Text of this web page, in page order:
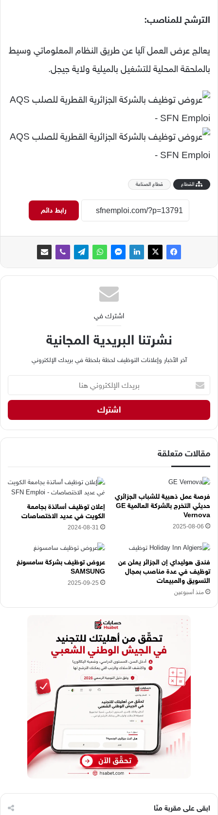
الترشح للمناصب:
يعالج عرض العمل آليا عن طريق النظام المعلوماتي وسيط
بالملحقة المحلية للتشغيل بالميلية ولاية جيجل.
القطاع قطاع الصناعة
رابط دائم
اشترك في
نشرتنا البريدية المجانية
آخر الأخبار وإعلانات التوظيف لحظة بلحظة في بريدك الإلكتروني
ي
ك
ا
إ
ت
ر
ن
ي
ن
مقالات متعلقة
فرصة عمل ذهبية للشباب الجزائري
حديثي التخرج بالشركة العالمية GE
Vernova
2025-08-06
إعلان توظيف أساتذة بجامعة
الكويت في عديد الاختصاصات
2024-08-31
فندق هوليداي إن الجزائر يعلن عن
توظيف في عدة مناصب بمجال
التسويق والمبيعات
منذ أسبوعين
عروض توظيف بشركة سامسونغ
SAMSUNG
2025-09-25
ابقى على مقربة منّا